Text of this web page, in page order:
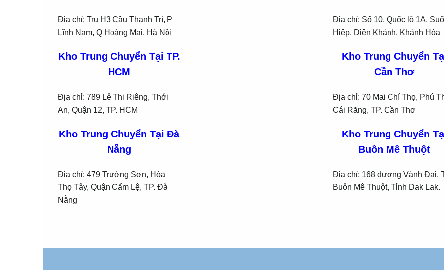
Địa chỉ: Trụ H3 Cầu Thanh Trì, P
Lĩnh Nam, Q Hoàng Mai, Hà Nội
Kho Trung Chuyển Tại TP.
HCM
Địa chỉ: 789 Lê Thi Riêng, Thới
An, Quận 12, TP. HCM
Kho Trung Chuyển Tại Đà
Nẵng
Địa chỉ: 479 Trường Sơn, Hòa
Thọ Tây, Quận Cẩm Lệ, TP. Đà
Nẵng
Địa chỉ: Số 10, Quốc lộ 1A,
Hiệp, Diên Khánh, Khánh Hòa
Kho Trung Chuyển
Cần Thơ
Địa chỉ: 70 Mai Chí Thọ, Phú
Cái Răng, TP. Cần Thơ
Kho Trung Chuyển
Buôn Mê Thuột
Địa chỉ: 168 đường Vành Đai,
Buôn Mê Thuột, Tỉnh Dak Lak.